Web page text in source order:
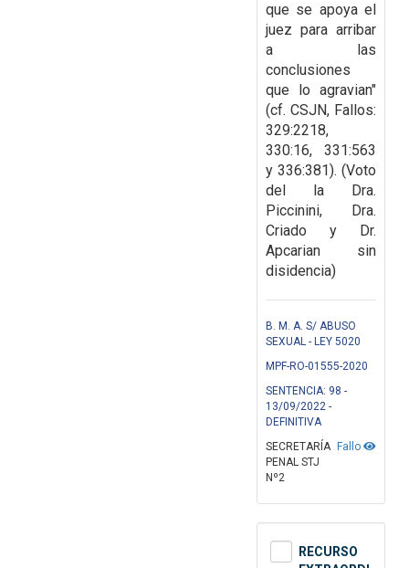
que se apoya el
juez para arribar
a las
conclusiones
que lo agravian"
(cf. CSJN, Fallos:
329:2218,
330:16, 331:563
y 336:381). (Voto
del la Dra.
Piccinini, Dra.
Criado y Dr.
Apcarian sin
disidencia)
B. M. A. S/ ABUSO
SEXUAL - LEY 5020
MPF-RO-01555-2020
SENTENCIA: 98 -
13/09/2022 -
DEFINITIVA
Fallo
SECRETARÍA
PENAL STJ
Nº2
RECURSO